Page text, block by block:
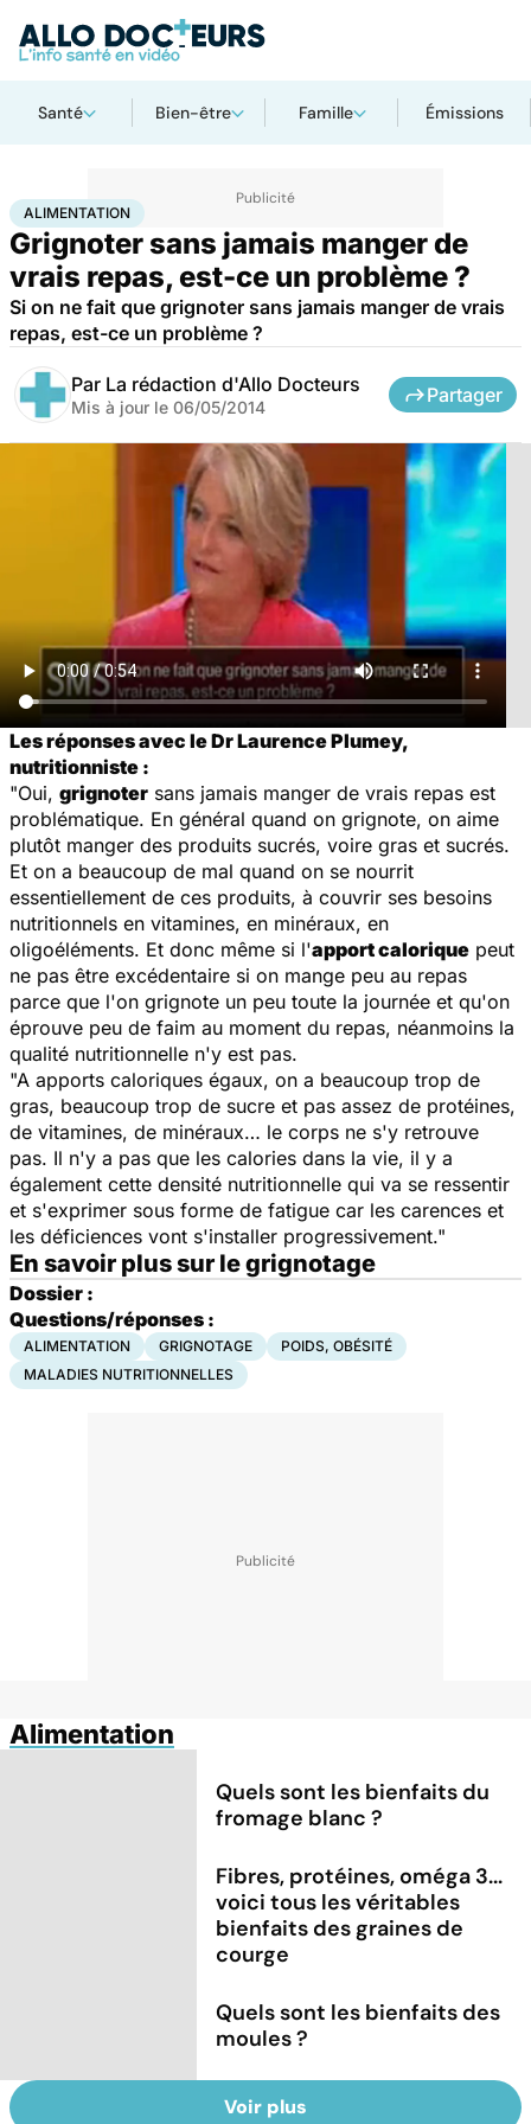
Santé Bien-être Famille Émissions
AccueilSantéMaladies Alimentation
ALIMENTATION
Grignoter sans jamais manger de
vrais repas, est-ce un problème ?
Si on ne fait que grignoter sans jamais manger de vrais
repas, est-ce un problème ?
Par La rédaction d'Allo Docteurs
Mis à jour le 06/05/2014
Partager
Les réponses avec le Dr Laurence Plumey,
nutritionniste :
"Oui, grignoter sans jamais manger de vrais repas est
problématique. En général quand on grignote, on aime
plutôt manger des produits sucrés, voire gras et sucrés.
Et on a beaucoup de mal quand on se nourrit
essentiellement de ces produits, à couvrir ses besoins
nutritionnels en vitamines, en minéraux, en
oligoéléments. Et donc même si l'apport calorique peut
ne pas être excédentaire si on mange peu au repas
parce que l'on grignote un peu toute la journée et qu'on
éprouve peu de faim au moment du repas, néanmoins la
qualité nutritionnelle n'y est pas.
"A apports caloriques égaux, on a beaucoup trop de
gras, beaucoup trop de sucre et pas assez de protéines,
de vitamines, de minéraux… le corps ne s'y retrouve
pas. Il n'y a pas que les calories dans la vie, il y a
également cette densité nutritionnelle qui va se ressentir
et s'exprimer sous forme de fatigue car les carences et
les déficiences vont s'installer progressivement."
En savoir plus sur le grignotage
Dossier :
Questions/réponses :
ALIMENTATION GRIGNOTAGE
POIDS, OBÉSITÉ
MALADIES NUTRITIONNELLES
Alimentation
Quels sont les bienfaits du
fromage blanc ?
Fibres, protéines, oméga 3...
voici tous les véritables
bienfaits des graines de
courge
Quels sont les bienfaits des
moules ?
Voir plus